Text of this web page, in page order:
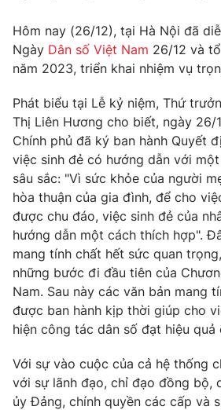
Câu chuyện quốc tế
Thị trường
Góc doanh nghiệp
Truyền hình
Phim VTV
Hậu trường
Nhân vật
Khán giả
Giải sao mai
Giải trí
Điện ảnh
Âm nhạc
Sao
Đời sống
Du lịch
Làm đẹp
Chất lượng cuộc sống
Giáo dục
Tuyển sinh
Học trực tuyến
Công nghệ
Hitech Công nghệ tương lai
Sản phẩm
Thị trường
Tư vấn
Giao lưu trực tuyến
Lịch phát sóng
Chuyên mục khác
Hôm nay (26/12), tại Hà Nội đã
Ngày Dân số Việt Nam 26/12 và
năm 2023, triển khai nhiệm vụ
Phát biểu tại Lễ kỷ niệm, Thứ
Thị Liên Hương cho biết, ngày 26/
Chính phủ đã ký ban hành Quyết
việc sinh đẻ có hướng dẫn với
sâu sắc: "Vì sức khỏe của người
hòa thuận của gia đình, để cho
được chu đáo, việc sinh đẻ của
hướng dẫn một cách thích hợp".
mang tính chất hết sức quan
những bước đi đầu tiên của
Nam. Sau này các văn bản mang
được ban hành kịp thời giúp cho
hiện công tác dân số đạt hiệu quả
Với sự vào cuộc của cả hệ thống
với sự lãnh đạo, chỉ đạo đồng bộ,
ủy Đảng, chính quyền các cấp và